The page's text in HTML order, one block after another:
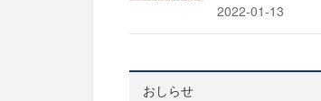
2022-01-13
おしらせ